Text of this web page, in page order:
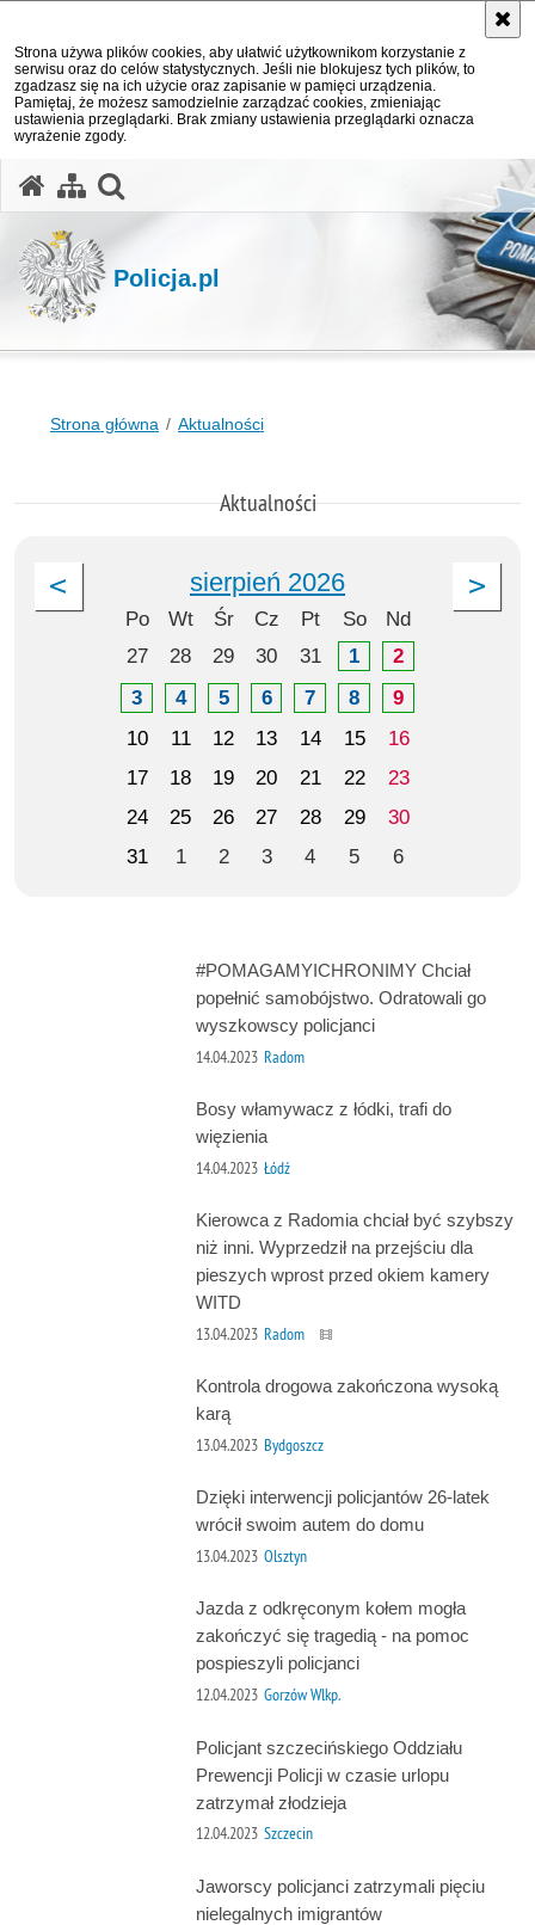
Strona używa plików cookies, aby ułatwić użytkownikom korzystanie z
serwisu oraz do celów statystycznych. Jeśli nie blokujesz tych plików, to
zgadzasz się na ich użycie oraz zapisanie w pamięci urządzenia.
Pamiętaj, że możesz samodzielnie zarządzać cookies, zmieniając
ustawienia przeglądarki. Brak zmiany ustawienia przeglądarki oznacza
wyrażenie zgody.
Policja.pl
Strona główna Aktualności
Aktualności
sierpień 2026
Po Wt Śr Cz Pt So
Nd
27
28 29 30 31 1
2
3
4 5 6 7 8
9
10
11 12 13 14 15
16
17
18 19 20 21 22
23
24
25 26 27 28 29
30
31
1 2 3 4 5 6
#POMAGAMYICHRONIMY Chciał
popełnić samobójstwo. Odratowali go
wyszkowscy policjanci
14.04.2023 Radom
Bosy włamywacz z łódki, trafi do
więzienia
14.04.2023 Łódź
Kierowca z Radomia chciał być szybszy
niż inni. Wyprzedził na przejściu dla
pieszych wprost przed okiem kamery
WITD
13.04.2023 Radom
Kontrola drogowa zakończona wysoką
karą
13.04.2023 Bydgoszcz
Dzięki interwencji policjantów 26-latek
wrócił swoim autem do domu
13.04.2023 Olsztyn
Jazda z odkręconym kołem mogła
zakończyć się tragedią - na pomoc
pospieszyli policjanci
12.04.2023 Gorzów Wlkp.
Policjant szczecińskiego Oddziału
Prewencji Policji w czasie urlopu
zatrzymał złodzieja
12.04.2023 Szczecin
Jaworscy policjanci zatrzymali pięciu
nielegalnych imigrantów